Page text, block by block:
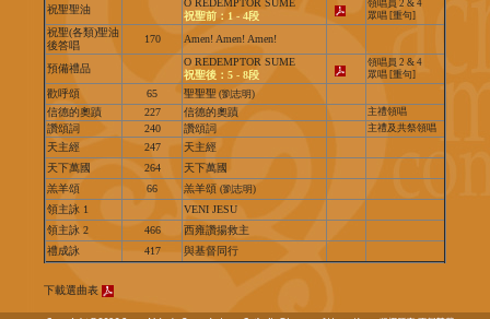
祝聖聖油
O REDEMPTOR SUME
祝聖前：1 - 4段
領唱員 2 & 4
眾唱 [重句]
祝聖(各類)聖油
後答唱
170 Amen! Amen! Amen!
預備禮品
O REDEMPTOR SUME
祝聖後：5 - 8段
領唱員 2 & 4
眾唱 [重句]
歡呼頌 65 聖聖聖 (劉志明)
信德的奧蹟 227 信德的奧蹟 主禮領唱
讚頌詞 240 讚頌詞 主禮及共祭領唱
天主經 247
天主經
天下萬國
264
天下萬國
羔羊頌
66 羔羊頌 (劉志明)
領主詠 1
VENI JESU
領主詠 2
466
西雍讚揚救主
禮成詠
417 與基督同行
下載選曲表